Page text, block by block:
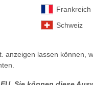
Frankreich
Schweiz
anzeigen lassen können,